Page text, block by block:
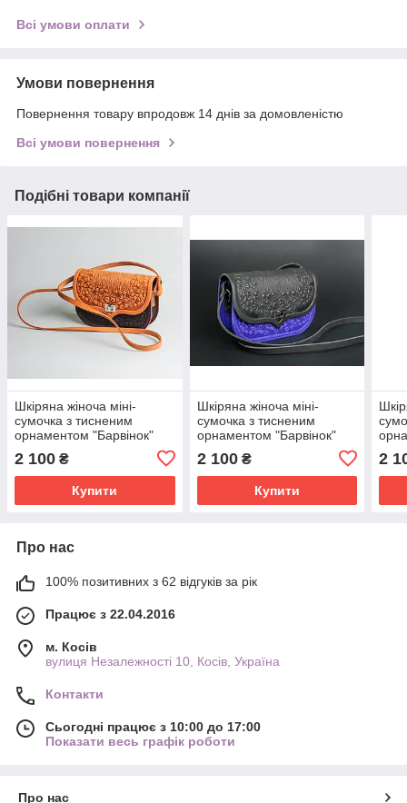
Всі умови оплати
Умови повернення
Повернення товару впродовж 14 днів за домовленістю
Всі умови повернення
Подібні товари компанії
Шкіряна жіноча міні-
сумочка з тисненим
орнаментом "Барвінок"
рудо-бордового кольору,
20×14×6 см
2 100 ₴
Купити
Шкіряна жіноча міні-
сумочка з тисненим
орнаментом "Барвінок"
чорно-ультрамаринового
кольору, 20×14×6 см
2 100₴
Купити
2
Про нас
100% позитивних з 62 відгуків за рік
Працює з 22.04.2016
м. Косів
вулиця Незалежності 10, Косів, Україна
Контакти
Сьогодні працює з 10:00 до 17:00
Показати весь графік роботи
Про нас